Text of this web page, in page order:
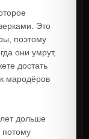
Это
поэтому
они умрут,
достать
мародёров
дольше
потому